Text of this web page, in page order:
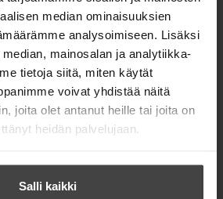
median ominaisuuksien
analysoimiseen. Lisäksi
mainosalan ja analytiikka-
tietoja siitä, miten käytät
voivat yhdistää näitä
joita olet antanut heille tai joita on
heidän palvelujaan.
Salli kaikki